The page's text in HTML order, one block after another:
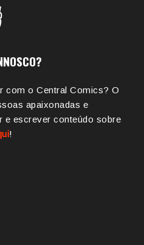
com o Central Comics? O
apaixonadas e
e escrever conteúdo sobre
!